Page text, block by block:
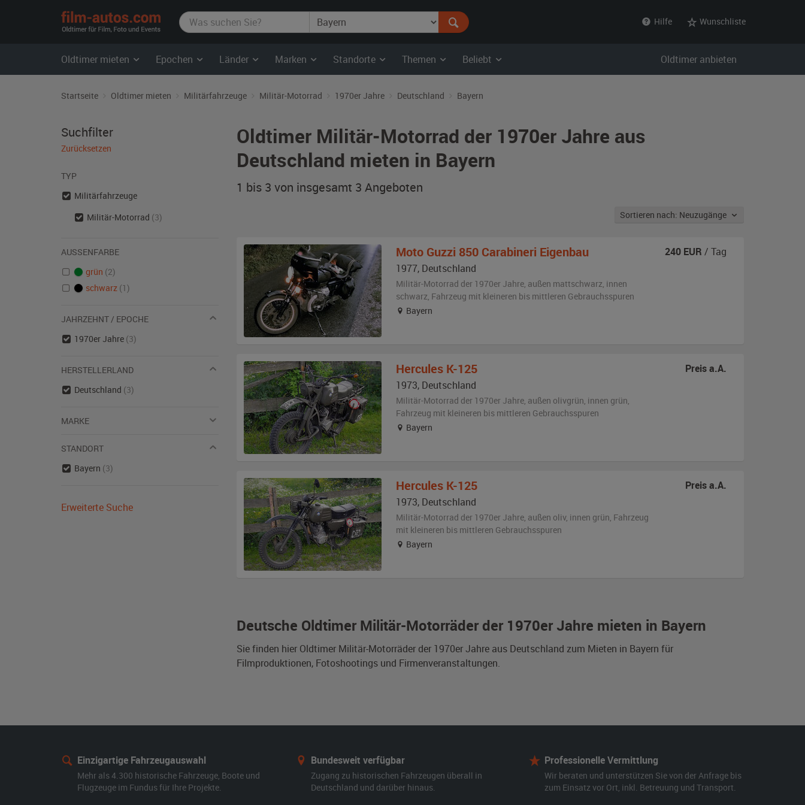
film-
autos.com
Hilfe Wunschliste
Oldtimer mieten Epochen Länder Marken Standorte Themen Beliebt Oldtimer anbieten
Startseite Oldtimer mieten Militärfahrzeuge Militär-Motorrad 1970er Jahre Deutschland Bayern
Oldtimer Militär-Motorrad der 1970er Jahre aus
Deutschland mieten in Bayern
1 bis 3 von insgesamt 3 Angeboten
Sortieren nach: Neuzugänge
Deutsche Oldtimer Militär-Motorräder der 1970er Jahre mieten in Bayern
Sie finden hier Oldtimer Militär-Motorräder der 1970er Jahre aus Deutschland zum Mieten in Bayern für
Filmproduktionen, Fotoshootings und Firmenveranstaltungen.
Moto Guzzi 850 Carabineri Eigenbau
1977, Deutschland
Militär-Motorrad der 1970er Jahre, außen mattschwarz, innen
schwarz, Fahrzeug mit kleineren bis mittleren Gebrauchsspuren
Bayern
240 EUR / Tag
Hercules K-125
1973, Deutschland
Militär-Motorrad der 1970er Jahre, außen olivgrün, innen grün,
Fahrzeug mit kleineren bis mittleren Gebrauchsspuren
Bayern
Preis a.A.
Hercules K-125
1973, Deutschland
Militär-Motorrad der 1970er Jahre, außen oliv, innen grün, Fahrzeug
mit kleineren bis mittleren Gebrauchsspuren
Bayern
Preis a.A.
Suchfilter
Zurücksetzen
TYP
Militärfahrzeuge
Militär-Motorrad (3)
AUSSENFARBE
grün (2)
schwarz (1)
JAHRZEHNT / EPOCHE
1970er Jahre (3)
HERSTELLERLAND
Deutschland (3)
MARKE
STANDORT
Bayern (3)
Erweiterte Suche
Einzigartige Fahrzeugauswahl
Mehr als 4.300 historische Fahrzeuge, Boote und
Flugzeuge im Fundus für Ihre Projekte.
Bundesweit verfügbar
Zugang zu historischen Fahrzeugen überall in
Deutschland und darüber hinaus.
Professionelle Vermittlung
Wir beraten und unterstützen Sie von der Anfrage bis
zum Einsatz vor Ort, inkl. Betreuung und Transport.